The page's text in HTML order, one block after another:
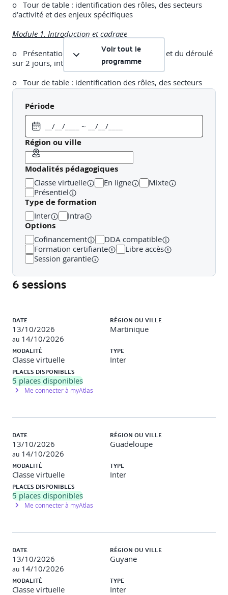
o Tour de table : identification des rôles, des secteurs
d'activité et des enjeux spécifiques
Module 1. Introduction et cadrage
o Présentation des objectifs pédagogiques et du déroulé
sur 2 jours, intersession
o Tour de table : identification des rôles, des secteurs
d'activité et des enjeux spécifiques
Module 2. Les fondamentaux de l'IA et ses implications
o Objectif spécifique : Comprendre ce qu'est l'IA, ses
principales familles et ses impacts sur l'entreprise.
Contenu
o Définitions : IA, machine learning, deep learning, IA
générative
o Grandes familles : IA symbolique, IA
statistique/apprentissage automatique, IA générative
o Fonctionnement simplifié : données → traitement →
décision
o Usages actuels : automatisation, analyse prédictive,
création de contenu, interaction homme-machine
o Tendances : personnalisation, collaboration homme-
IA, IA embarquée
Exemple d'atelier
: mapping collaboratif des usages IA
actuels et potentiels dans l'entreprise, classés par type
d'IA et complexité d'intégration.
Module 3. Opportunités, limites et enjeux de l'IA
Contenu
o Opportunités : gains de productivité, innovation,
qualité de service
o Limites techniques et fonctionnelles
o Risques organisationnels, humains et éthiques
Exemple d'atelier
: analyse en sous-groupes d'un scénario
d'intégration IA dans un service, identification des points
forts, limites, risques et conditions de succès.
Module 4. Leadership et conduite du changement autour de
Voir tout le
programme
Période
Région ou ville
Modalités pédagogiques
Classe virtuelle En ligne
Mixte
Présentiel
Type de formation
Inter Intra
Options
Cofinancement
DDA compatible
Formation certifiante
Libre accès
Session garantie
6 sessions
DATE
13/10/2026
au 14/10/2026
RÉGION OU VILLE
Martinique
MODALITÉ
Classe virtuelle
TYPE
Inter
PLACES DISPONIBLES
5 places disponibles
Me connecter à myAtlas
DATE
13/10/2026
au 14/10/2026
RÉGION OU VILLE
Guadeloupe
MODALITÉ
Classe virtuelle
TYPE
Inter
PLACES DISPONIBLES
5 places disponibles
Me connecter à myAtlas
DATE
13/10/2026
au 14/10/2026
RÉGION OU VILLE
Guyane
MODALITÉ
Classe virtuelle
TYPE
Inter